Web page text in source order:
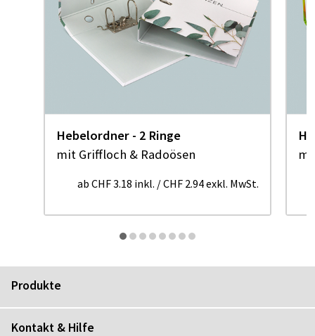
Hebelordner - 2 Ringe
mit Griffloch & Radoösen
ab CHF 3.18 inkl. /CHF 2.94exkl. MwSt.
Produkte
Kontakt & Hilfe